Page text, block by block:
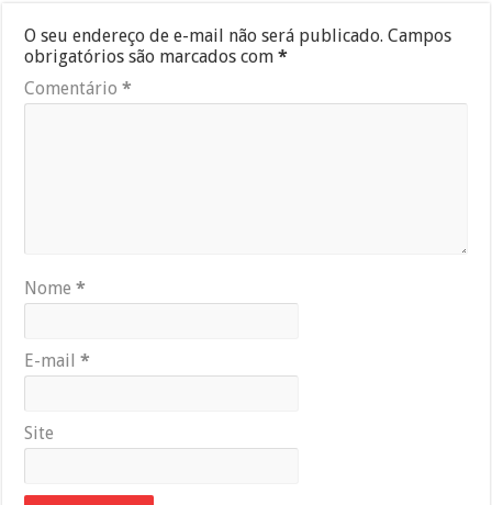
O seu endereço de e-mail não será publicado. Campos
obrigatórios são marcados com*
Comentário*
Nome*
E-mail*
Site